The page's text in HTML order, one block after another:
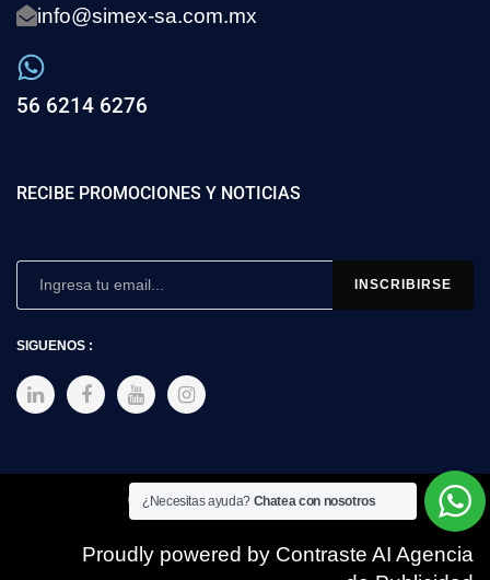
info@simex-sa.com.mx
56 6214 6276
RECIBE PROMOCIONES Y NOTICIAS
SIGUENOS :
Copyright © 2025 SIMEX
Proudly powered by Contraste AI Agencia
¿Necesitas ayuda? Chatea con nosotros